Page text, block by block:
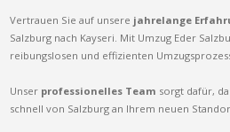
Vertrauen Sie auf unsere jahrelange
Salzburg nach Kayseri. Mit Umzug Eder
reibungslosen und effizienten
Unser professionelles Team sorgt dafür,
schnell von Salzburg an Ihrem neuen